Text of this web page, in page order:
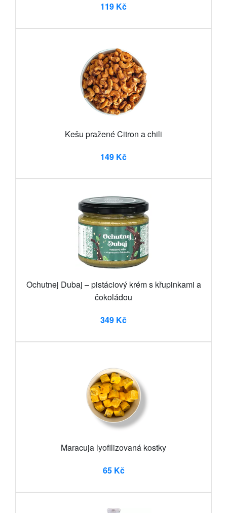
119 Kč
Kešu pražené Citron a chili
149 Kč
Ochutnej Dubaj – pistáciový krém s křupinkami a
čokoládou
349 Kč
Maracuja lyofilizovaná kostky
65 Kč